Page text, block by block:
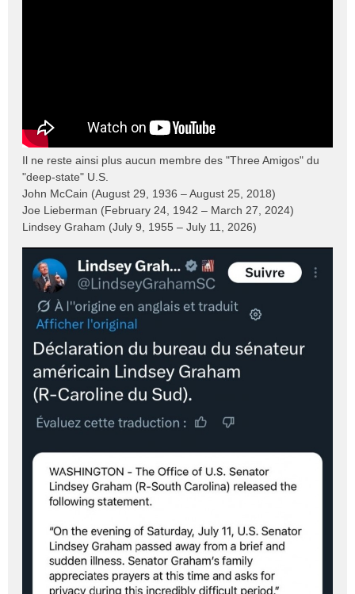
Il ne reste ainsi plus aucun membre des "Three Amigos" du
"deep-state" U.S.
John McCain (August 29, 1936 – August 25, 2018)
Joe Lieberman (February 24, 1942 – March 27, 2024)
Lindsey Graham (July 9, 1955 – July 11, 2026)